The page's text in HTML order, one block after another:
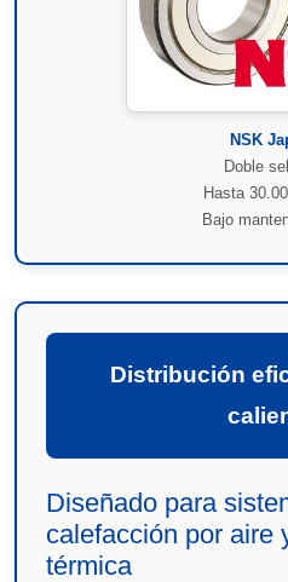
NSK
Doble
Hasta
Bajo
Distribución
Diseñado para
calefacción por aire
térmica